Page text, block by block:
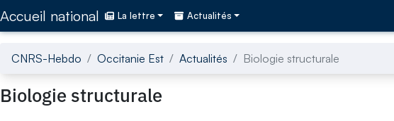
Accueil national La lettre Actualités
CNRS-Hebdo Occitanie Est Actualités Biologie structurale
Biologie structurale